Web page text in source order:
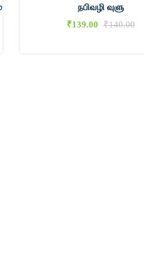
நபிவழி வுளு
₹139.00 ₹140.00